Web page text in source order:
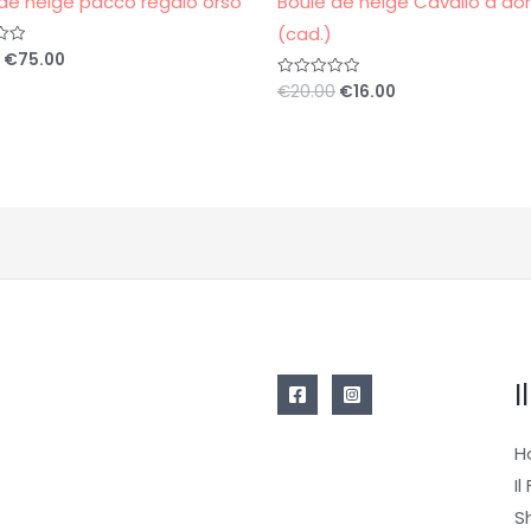
€75.00
(cad.)
Valutato
0
€20.00 €16.00
Il